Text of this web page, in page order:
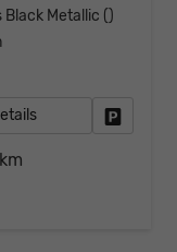
Black Metallic ()